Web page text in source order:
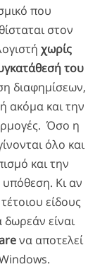
που
στον
χωρίς
του
διαφημίσεων,
ακόμα και την
Όσο η
όλο και
και την
Κι αν
είδους
δωρεάν είναι
να αποτελεί